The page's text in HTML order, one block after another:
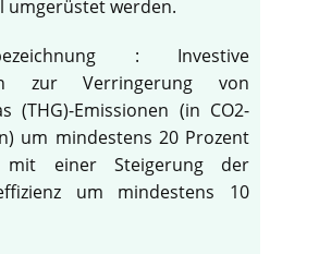
umgerüstet werden.
: Investive
zur Verringerung von
(THG)-Emissionen (in CO2-
um mindestens 20 Prozent
mit einer Steigerung der
um mindestens 10